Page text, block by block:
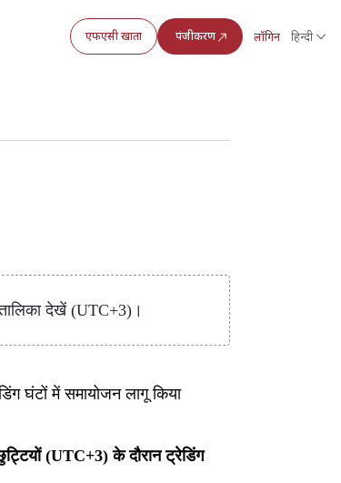
एफएसी खाता पंजीकरण लॉगिन हिन्दी
देखें (UTC+3)।
घंटों में समायोजन लागू किया
(UTC+3) के दौरान ट्रेडिंग